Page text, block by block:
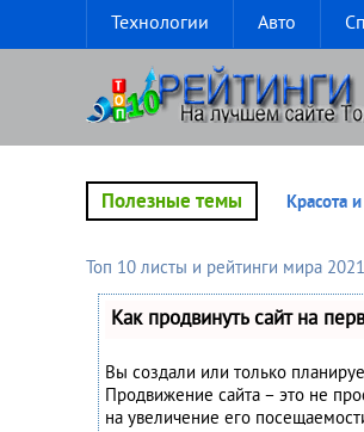
Технологии Авто
Полезные темы Красота
Топ 10 листы и рейтинги мира 2021
Как продвинуть сайт на
Вы создали или только
Продвижение сайта – это не
на увеличение его